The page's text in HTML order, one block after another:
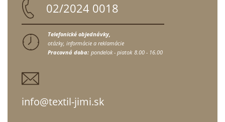
02/2024 0018
Telefonické objednávky,
otázky, informácie a reklamácie
Pracovná doba: pondelok - piatok 8.00 - 16.00
info@textil-jimi.sk